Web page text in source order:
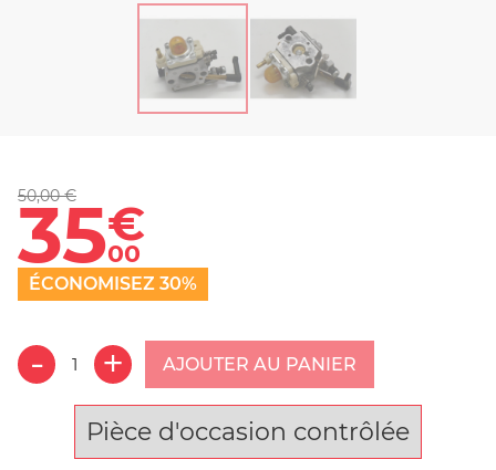
50,00 €
35€
00
ÉCONOMISEZ 30%
AJOUTER AU PANIER
Pièce d'occasion contrôlée